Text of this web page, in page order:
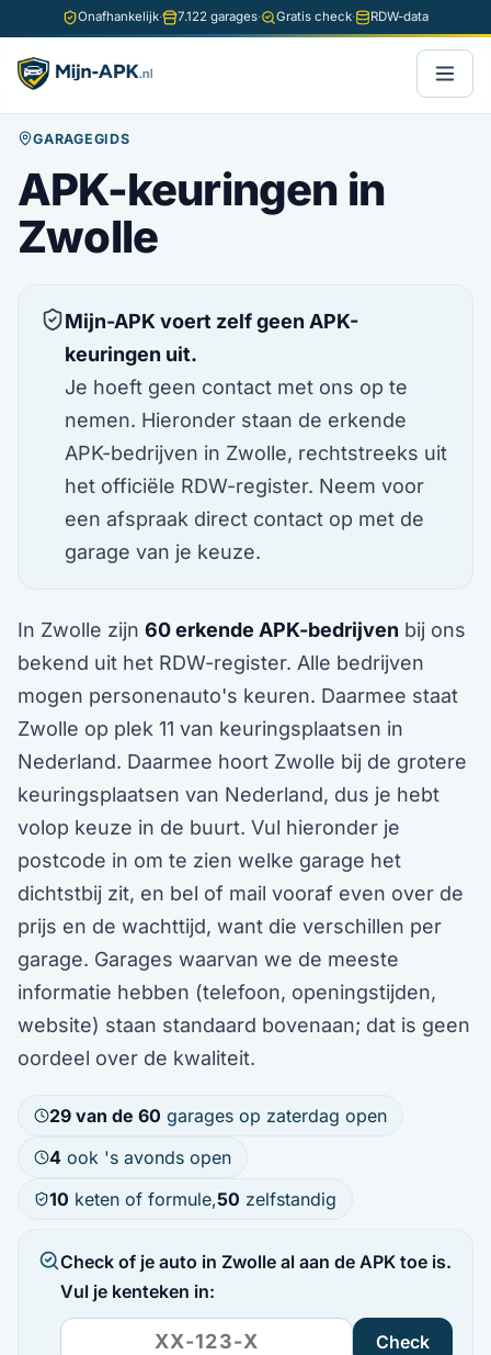
Onafhankelijk· 7.122 garages· Gratis check· RDW-data
GARAGEGIDS
APK-keuringen in
Zwolle
Mijn-APK voert zelf geen APK-
keuringen uit.
Je hoeft geen contact met ons op te
nemen. Hieronder staan de erkende
APK-bedrijven in Zwolle, rechtstreeks uit
het officiële RDW-register. Neem voor
een afspraak direct contact op met de
garage van je keuze.
In Zwolle zijn 60 erkende APK-bedrijven bij ons
bekend uit het RDW-register. Alle bedrijven
mogen personenauto's keuren. Daarmee staat
Zwolle op plek 11 van keuringsplaatsen in
Nederland. Daarmee hoort Zwolle bij de grotere
keuringsplaatsen van Nederland, dus je hebt
volop keuze in de buurt. Vul hieronder je
postcode in om te zien welke garage het
dichtstbij zit, en bel of mail vooraf even over de
prijs en de wachttijd, want die verschillen per
garage. Garages waarvan we de meeste
informatie hebben (telefoon, openingstijden,
website) staan standaard bovenaan; dat is geen
oordeel over de kwaliteit.
29 van de 60 garages op zaterdag open
4 ook 's avonds open
10 keten of formule,50 zelfstandig
Check of je auto in Zwolle al aan de APK toe is.
Vul je kenteken in:
Check